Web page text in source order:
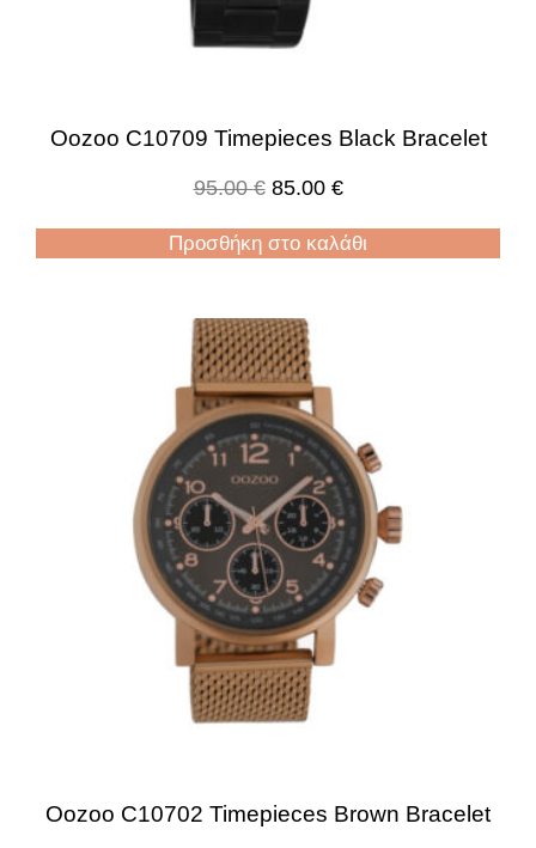
Oozoo C10709 Timepieces Black Bracelet
95.00€ 85.00 €
Προσθήκη στο καλάθι
Oozoo C10702 Timepieces Brown Bracelet